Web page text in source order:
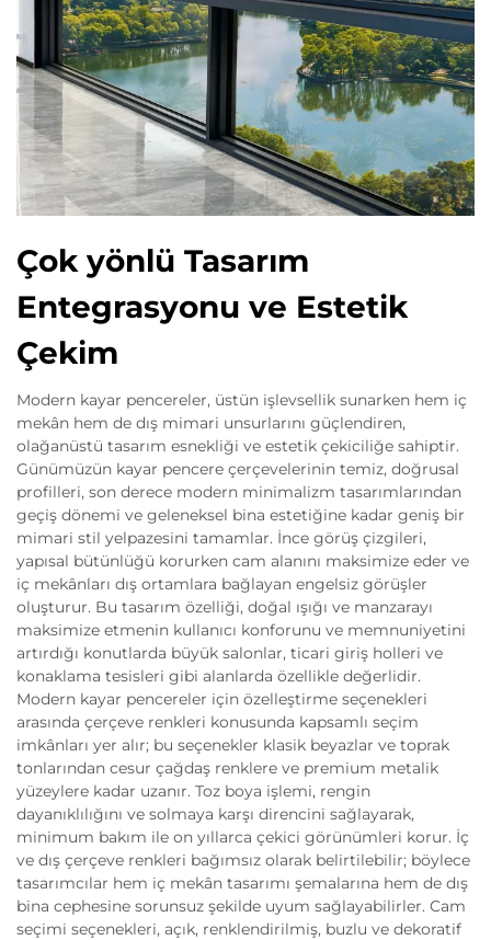
Çok yönlü Tasarım
Entegrasyonu ve Estetik
Çekim
Modern kayar pencereler, üstün işlevsellik sunarken hem iç
mekân hem de dış mimari unsurlarını güçlendiren,
olağanüstü tasarım esnekliği ve estetik çekiciliğe sahiptir.
Günümüzün kayar pencere çerçevelerinin temiz, doğrusal
profilleri, son derece modern minimalizm tasarımlarından
geçiş dönemi ve geleneksel bina estetiğine kadar geniş bir
mimari stil yelpazesini tamamlar. İnce görüş çizgileri,
yapısal bütünlüğü korurken cam alanını maksimize eder ve
iç mekânları dış ortamlara bağlayan engelsiz görüşler
oluşturur. Bu tasarım özelliği, doğal ışığı ve manzarayı
maksimize etmenin kullanıcı konforunu ve memnuniyetini
artırdığı konutlarda büyük salonlar, ticari giriş holleri ve
konaklama tesisleri gibi alanlarda özellikle değerlidir.
Modern kayar pencereler için özelleştirme seçenekleri
arasında çerçeve renkleri konusunda kapsamlı seçim
imkânları yer alır; bu seçenekler klasik beyazlar ve toprak
tonlarından cesur çağdaş renklere ve premium metalik
yüzeylere kadar uzanır. Toz boya işlemi, rengin
dayanıklılığını ve solmaya karşı direncini sağlayarak,
minimum bakım ile on yıllarca çekici görünümleri korur. İç
ve dış çerçeve renkleri bağımsız olarak belirtilebilir; böylece
tasarımcılar hem iç mekân tasarımı şemalarına hem de dış
bina cephesine sorunsuz şekilde uyum sağlayabilirler. Cam
seçimi seçenekleri, açık, renklendirilmiş, buzlu ve dekoratif